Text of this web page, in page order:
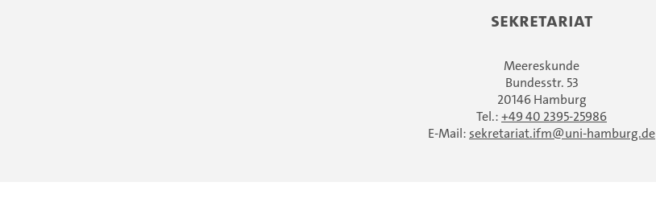
Sekretariat
Meereskunde
Bundesstr. 53
20146 Hamburg
Tel.:+49 40 2395-25986
E-Mail: sekretariat.ifm uni-hamburg.de